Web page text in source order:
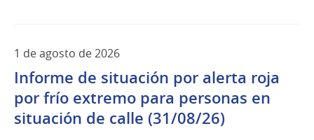
1 de agosto de 2026
Informe de situación por alerta roja
por frío extremo para personas en
situación de calle (31/08/26)